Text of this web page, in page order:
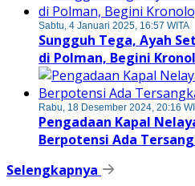
Sabtu, 4 Januari 2025, 16:57 WITA
Sungguh Tega, Ayah
di Polman, Begini
Rabu, 18 Desember 2024, 20:16
Pengadaan Kapal
Berpotensi Ada
Selengkapnya